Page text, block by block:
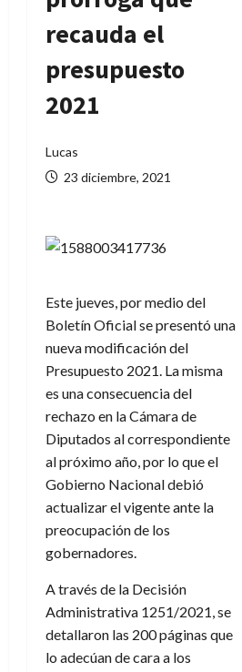
recauda el
presupuesto
2021
Lucas
23 diciembre, 2021
Este jueves, por medio del
Boletín Oficial se presentó una
nueva modificación del
Presupuesto 2021. La misma
es una consecuencia del
rechazo en la Cámara de
Diputados al correspondiente
al próximo año, por lo que el
Gobierno Nacional debió
actualizar el vigente ante la
preocupación de los
gobernadores.
A través de la Decisión
Administrativa 1251/2021, se
detallaron las 200 páginas que
lo adecúan de cara a los